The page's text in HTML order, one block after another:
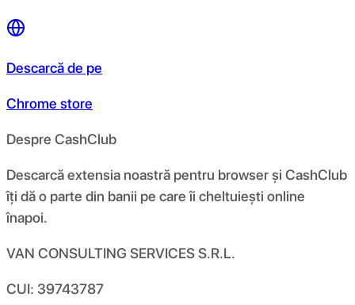
Descarcă de pe
Chrome store
Despre CashClub
Descarcă extensia noastră pentru browser și CashClub
îți dă o parte din banii pe care îi cheltuiești online
înapoi.
VAN CONSULTING SERVICES S.R.L.
CUI: 39743787